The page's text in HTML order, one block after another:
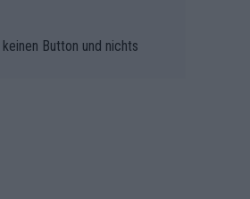
Button und nichts